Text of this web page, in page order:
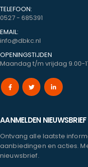
TELEFOON:
0527 - 685391
EMAIL:
info@dbkc.nl
OPENINGSTIJDEN
Maandag t/m vrijdag 9.00-
AANMELDEN NIEUWSBRIEF
Ontvang alle laatste
aanbiedingen en acties.
nieuwsbrief.